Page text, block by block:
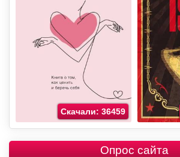
Скачали: 36459
Опрос сайта